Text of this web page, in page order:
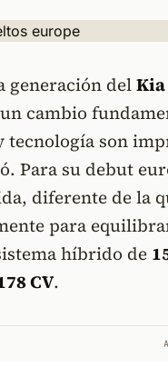
generación delKia
cambio
tecnología son
Para su debut
diferente de la
para
híbrido de
CV.